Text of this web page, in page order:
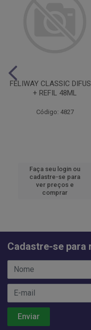
FELIWAY CLASSIC
+ REFIL 48ML
Código: 4827
Faça seu login ou
cadastre-se para
ver preços e
comprar
Cadastre-se para